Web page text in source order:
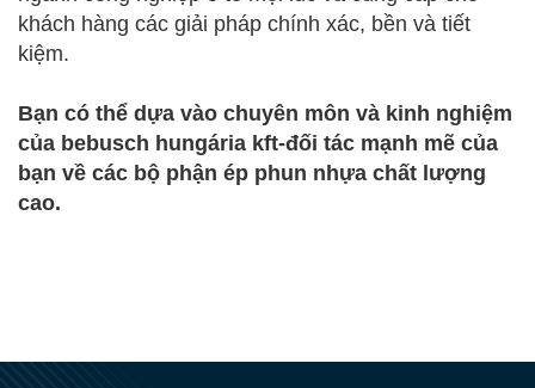
khách hàng các giải pháp chính xác, bền và tiết
kiệm.
Bạn có thể dựa vào chuyên môn và kinh nghiệm
của bebusch hungária kft-đối tác mạnh mẽ của
bạn về các bộ phận ép phun nhựa chất lượng
cao.